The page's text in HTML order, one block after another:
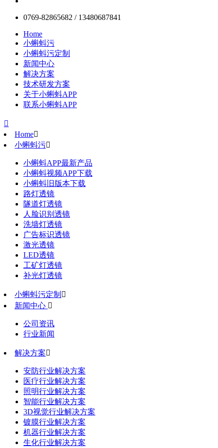
0769-82865682 / 13480687841
Home
小蝌蚪污
小蝌蚪污定制
新闻中心
解决方案
技术研发方案
关于小蝌蚪APP
联系小蝌蚪APP

Home
小蝌蚪污
小蝌蚪APP最新产品
小蝌蚪视频APP下载
小蝌蚪旧版本下载
路灯透镜
隧道灯透镜
人脸识别透镜
洗墙灯透镜
广告标识透镜
激光透镜
LED透镜
工矿灯透镜
补光灯透镜
小蝌蚪污定制 
新闻中心 
公司资讯
行业新闻
解决方案
安防行业解决方案
医疗行业解决方案
照明行业解决方案
智能行业解决方案
3D视觉行业解决方案
镀膜行业解决方案
机器行业解决方案
生化行业解决方案